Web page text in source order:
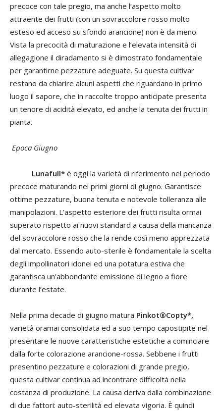
precoce con tale pregio, ma anche l’aspetto molto
attraente dei frutti (con un sovraccolore rosso molto
esteso ed acceso su sfondo arancione) non è da meno.
Vista la precocità di maturazione e l’elevata intensità di
allegagione il diradamento si è dimostrato fondamentale
per garantirne pezzature adeguate. Su questa cultivar
restano da chiarire alcuni aspetti che riguardano in primo
luogo il sapore, che in raccolte troppo anticipate presenta
un tenore di acidità elevato, ed anche la tenuta dei frutti in
pianta.
Epoca Giugno
Lunafull* è oggi la varietà di riferimento nel periodo
precoce maturando nei primi giorni di giugno. Garantisce
ottime pezzature, buona tenuta e notevole tolleranza alle
manipolazioni. L’aspetto esteriore dei frutti risulta ormai
superato rispetto ai nuovi standard a causa della mancanza
del sovraccolore rosso che la rende così meno apprezzata
dal mercato. Essendo auto-sterile è fondamentale la scelta
degli impollinatori idonei ed una potatura estiva che
garantisca un’abbondante emissione di legno a fiore
durante l’estate.
Nella prima decade di giugno matura Pinkot®Copty*,
varietà oramai consolidata ed a suo tempo capostipite nel
presentare le nuove caratteristiche estetiche a cominciare
dalla forte colorazione arancione-rossa. Sebbene i frutti
presentino pezzature e colorazioni di grande pregio,
questa cultivar continua ad incontrare difficoltà nella
costanza di produzione. La causa deriva dalla combinazione
di due fattori: auto-sterilità ed elevata vigoria. È quindi